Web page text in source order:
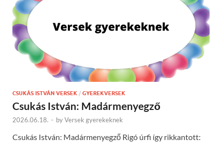
CSUKÁS ISTVÁN VERSEK / GYEREKVERSEK
Csukás István: Madármenyegző
2026.06.18. - byVersek gyerekeknek
Csukás István: Madármenyegző Rigó úrfi így rikkantott: